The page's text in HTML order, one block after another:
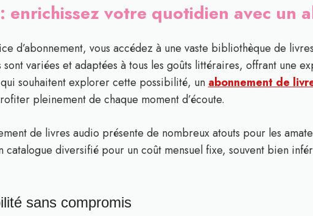
enrichissez votre quotidien avec un
d’abonnement, vous accédez à une vaste bibliothèque de
variées et adaptées à tous les goûts littéraires, offrant une
souhaitent explorer cette possibilité, un abonnement de
pleinement de chaque moment d’écoute.
de livres audio présente de nombreux atouts pour les
catalogue diversifié pour un coût mensuel fixe, souvent bien
sans compromis